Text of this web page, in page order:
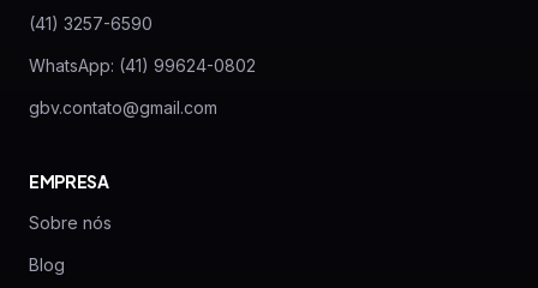
(41) 3257-6590
WhatsApp: (41) 99624-0802
gbv.contato@gmail.com
EMPRESA
Sobre nós
Blog